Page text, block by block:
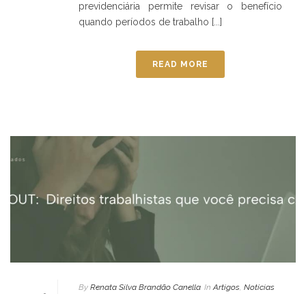
previdenciária permite revisar o benefício
quando períodos de trabalho [...]
READ MORE
By Renata Silva Brandão Canella In Artigos, Notícias